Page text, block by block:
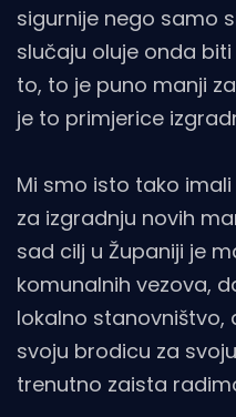
sigurnije nego samo
slučaju oluje onda
to, to je puno manji
je to primjerice
Mi smo isto tako
za izgradnju novih
sad cilj u Županiji je
komunalnih vezova,
lokalno stanovništvo,
svoju brodicu za
trenutno zaista